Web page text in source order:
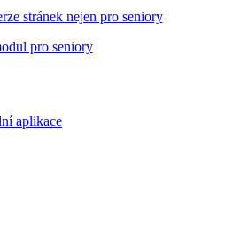
stránek nejen pro seniory